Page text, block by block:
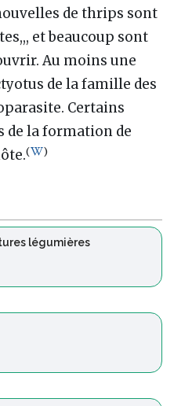
de thrips sont
et beaucoup sont
Au moins une
de la famille des
Certains
de la formation de
( )
légumières